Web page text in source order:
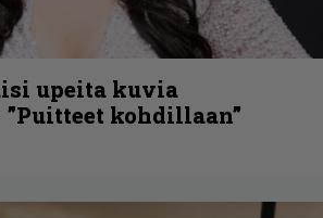
upeita kuvia
kohdillaan”